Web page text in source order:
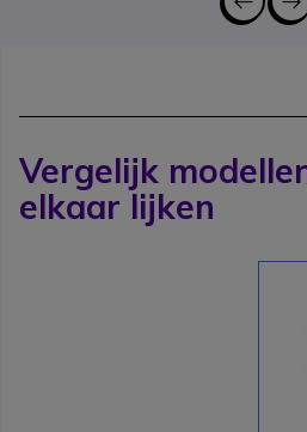
Vergelijk
elkaar lijken